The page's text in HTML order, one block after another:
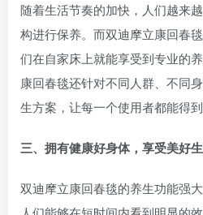
随着生活节奏的加快，人们越来
构进行保养。而双迪摩立康回春
们在自家床上就能享受到专业的
康回春毯还针对不同人群、不同
生方案，让每一个使用者都能得
三、拥有健康好身体，享受美好生
双迪摩立康回春毯的养生功能强